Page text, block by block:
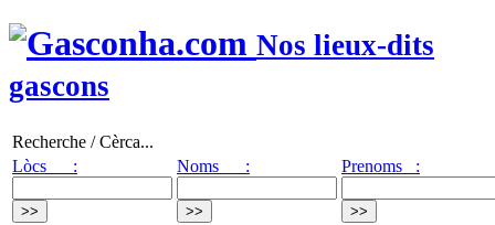
Nos lieux-dits
gascons
Recherche / Cèrca...
Lòcs :
Noms : Prenoms :